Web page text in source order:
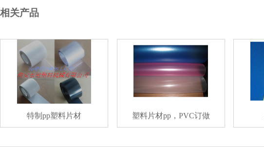
相关产品
特制pp塑料片材 塑料片材pp，PVC订做